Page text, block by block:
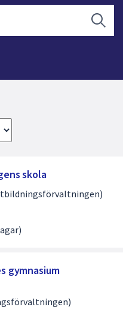
att
under
piltangenterna
enter
för
dem.
Sök
skola
gymnasium